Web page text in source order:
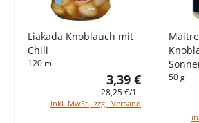
Liakada Knoblauch mit
Chili
120 ml
3,39 €
28,25 €/1 l
inkl. MwSt., zzgl. Versand
50 g